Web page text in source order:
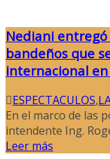
Nediani
bandeños que
internacional
ESPECTACULOS,
En el marco de las
intendente Ing.
Leer más